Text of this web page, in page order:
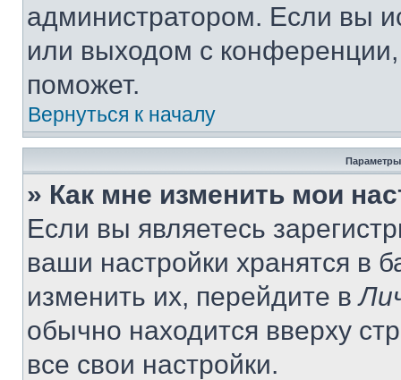
администратором. Если вы
или выходом с
поможет.
Вернуться к началу
Параметры
» Как мне изменить мои
Если вы являетесь
ваши настройки хранятся в
изменить их, перейдите в
обычно находится вверху
все свои настройки.